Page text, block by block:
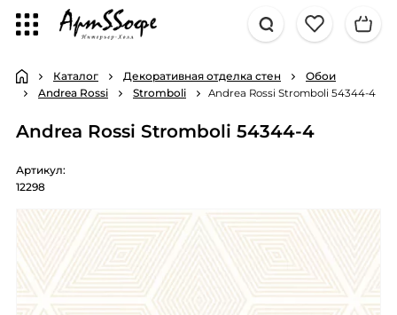
Каталог Декоративная отделка стен
Обои
Andrea Rossi
Stromboli Andrea Rossi Stromboli 54344-4
Andrea Rossi Stromboli 54344-4
Артикул:
12298